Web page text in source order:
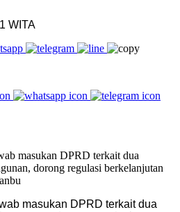
WITA
masukan DPRD terkait dua